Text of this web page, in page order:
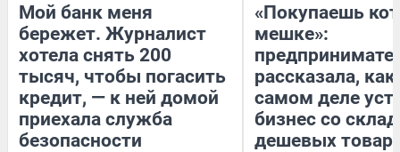
Мой банк меня
бережет. Журналист
хотела снять 200
тысяч, чтобы погасить
кредит, — к ней домой
приехала служба
безопасности
«Покупаешь
мешке»:
рассказала, как
самом деле
бизнес со
дешевых